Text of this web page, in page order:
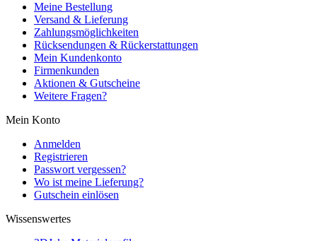
Meine Bestellung
Versand & Lieferung
Zahlungsmöglichkeiten
Rücksendungen & Rückerstattungen
Mein Kundenkonto
Firmenkunden
Aktionen & Gutscheine
Weitere Fragen?
Mein Konto
Anmelden
Registrieren
Passwort vergessen?
Wo ist meine Lieferung?
Gutschein einlösen
Wissenswertes